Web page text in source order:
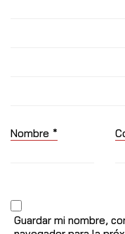
Nombre *
Guardar mi nombre,